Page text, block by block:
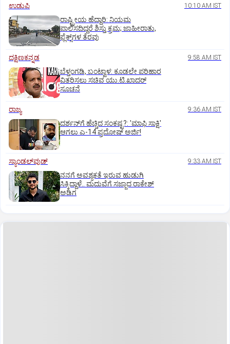
ಉಡುಪಿ 10:10 AM IST
ರಾಷ್ಟ್ರೀಯ ಹೆದ್ದಾರಿ: ನಿಯಮ
ಪಾಲಿಸದಿದ್ದರೆ ಶಿಸ್ತು ಕ್ರಮ; ಜಾಹೀರಾತು,
ಫ್ಲೆಕ್ಸ್‌ಗಳ ತೆರವು
ದಕ್ಷಿಣಕನ್ನಡ 9:58 AM IST
ಬೆಳ್ತಂಗಡಿ, ಬಂಟ್ವಾಳ: ಕೂಡಲೇ ಪರಿಹಾರ
ವಿತರಿಸಲು ಸಚಿವ ಯು.ಟಿ.ಖಾದರ್‌
ಸೂಚನೆ
ರಾಜ್ಯ 9:36 AM IST
ದರ್ಶನ್‌ಗೆ ಹೆಚ್ಚಿದ ಸಂಕಷ್ಟ?: 'ಮಾಫಿ ಸಾಕ್ಷಿ'
ಆಗಲು ಎ-14 ಪ್ರದೋಷ್ ಅರ್ಜಿ!
ಸ್ಯಾಂಡಲ್‌ವುಡ್‌ 9:33 AM IST
ನನಗೆ ಅವಶ್ಯಕತೆ ಇರುವ ಹುಡುಗಿ
ಸಿಕ್ಕಿದ್ದಾಳೆ.. ಮದುವೆಗೆ ಸಜ್ಜಾದ ರಾಕೇಶ್
ಅಡಿಗ